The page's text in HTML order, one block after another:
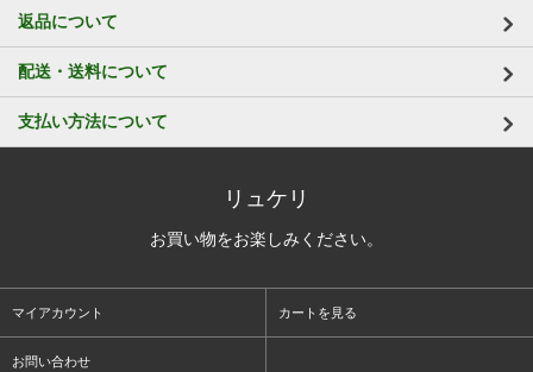
返品について
配送・送料について
支払い方法について
リュケリ
お買い物をお楽しみください。
マイアカウント カートを見る
お問い合わせ